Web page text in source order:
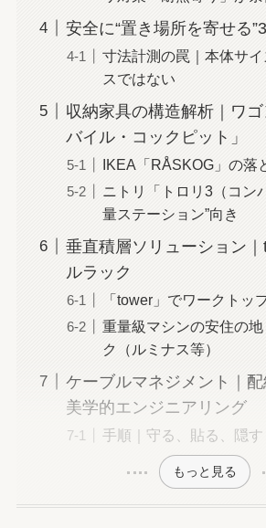
安全に“置き場所を寄せる
寸法計測の罠｜本体サ
スではない
収納家具の構造解析｜ワ
バイル・コックピット」
IKEA「RÅSKOG」の落
ニトリ「トロリ3（コン
量ステーション”向き
垂直積層ソリューション
ルラック
「tower」でワークトッ
重量級マシンの安住の
ク（ルミナス等）
ケーブルマネジメント｜配
美学的エンジニアリング
手順｜守る、貼る、隠す
もっと見る